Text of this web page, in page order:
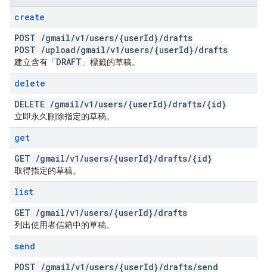
create
POST /gmail/v1 /users/{userId}/drafts
POST /upload/gmail/v1 /users/{userId}/drafts
建立含有「DRAFT 」標籤的草稿。
delete
DELETE /gmail/v1 /users/{userId}/drafts/{id}
立即永久刪除指定的草稿。
get
GET /gmail/v1 /users/{userId}/drafts/{id}
取得指定的草稿。
list
GET /gmail/v1 /users/{userId}/drafts
列出使用者信箱中的草稿。
send
POST /gmail/v1 /users/{userId}/drafts/send